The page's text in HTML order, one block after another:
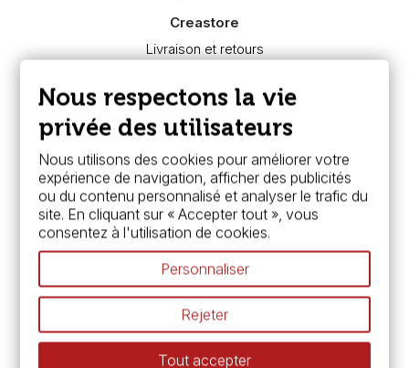
Creastore
Livraison et retours
Paiement sécurisé
FAQ
Boutique à Angers
Services
Carte fidélité & avantages
Chèque cadeau, bon cadeaux
Devis & bon de commande
Pass culture - mode d'emploi
Nos promotions en cours
Espace conseils
L’aquarelle en tubes ou en godets ?
Le vocabulaire technique de l’aquarelle
Différence entre peinture Fine et Extra-fine
Nous respectons la vie
privée des utilisateurs
Nous utilisons des cookies pour améliorer votre
expérience de navigation, afficher des publicités
ou du contenu personnalisé et analyser le trafic du
site. En cliquant sur « Accepter tout », vous
consentez à l'utilisation de cookies.
Personnaliser
Rejeter
Tout accepter